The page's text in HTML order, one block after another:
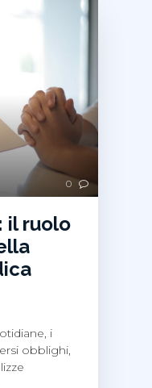
0
il ruolo
i
obblighi,